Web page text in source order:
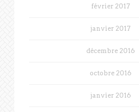
février 2017
janvier 2017
décembre 2016
octobre 2016
janvier 2016